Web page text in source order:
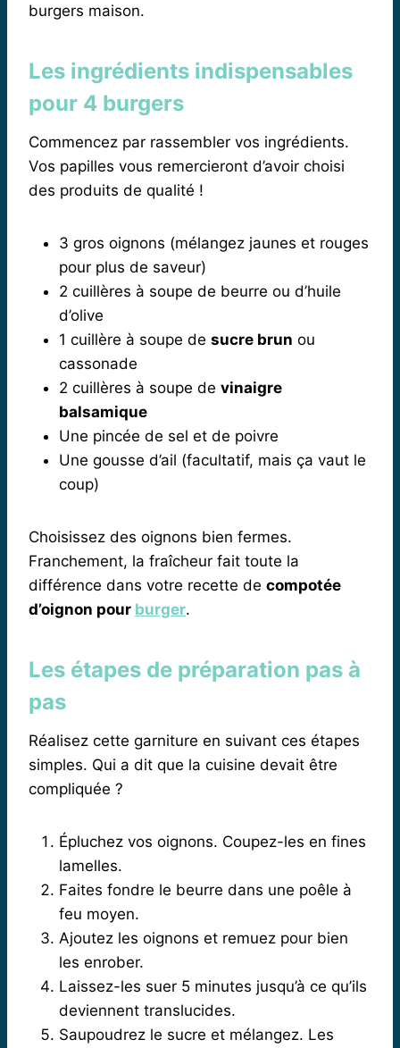
burgers maison.
Les ingrédients indispensables
pour 4 burgers
Commencez par rassembler vos ingrédients.
Vos papilles vous remercieront d’avoir choisi
des produits de qualité !
3 gros oignons (mélangez jaunes et rouges
pour plus de saveur)
2 cuillères à soupe de beurre ou d’huile
d’olive
1 cuillère à soupe de sucre brun ou
cassonade
2 cuillères à soupe de vinaigre
balsamique
Une pincée de sel et de poivre
Une gousse d’ail (facultatif, mais ça vaut le
coup)
Choisissez des oignons bien fermes.
Franchement, la fraîcheur fait toute la
différence dans votre recette de compotée
d’oignon pour burger.
Les étapes de préparation pas à
pas
Réalisez cette garniture en suivant ces étapes
simples. Qui a dit que la cuisine devait être
compliquée ?
Épluchez vos oignons. Coupez-les en fines
lamelles.
Faites fondre le beurre dans une poêle à
feu moyen.
Ajoutez les oignons et remuez pour bien
les enrober.
Laissez-les suer 5 minutes jusqu’à ce qu’ils
deviennent translucides.
Saupoudrez le sucre et mélangez. Les